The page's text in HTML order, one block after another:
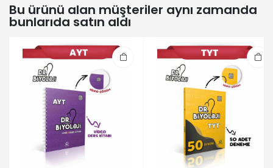
Bu ürünü alan müşteriler aynı zamanda
bunlarıda satın aldı